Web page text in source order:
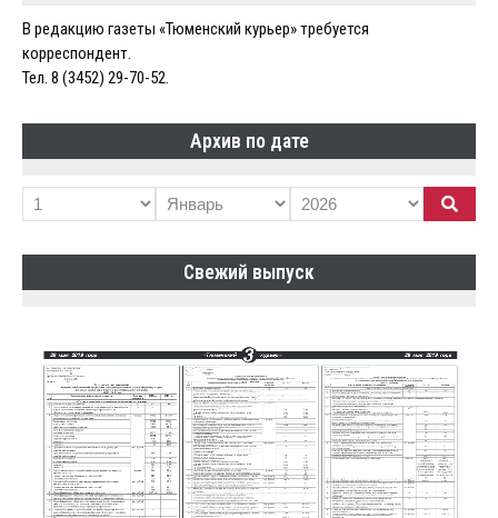
В редакцию газеты «Тюменский курьер» требуется
корреспондент.
Тел. 8 (3452) 29-70-52.
Архив по дате
Свежий выпуск